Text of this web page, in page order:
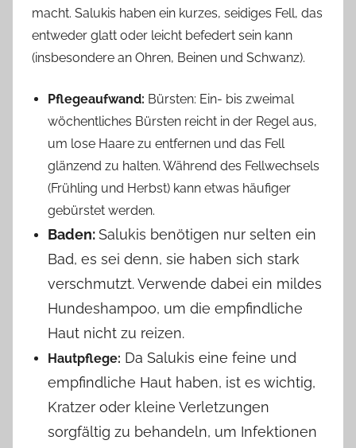
macht. Salukis haben ein kurzes, seidiges Fell, das
entweder glatt oder leicht befedert sein kann
(insbesondere an Ohren, Beinen und Schwanz).
Pflegeaufwand: Bürsten: Ein- bis zweimal
wöchentliches Bürsten reicht in der Regel aus,
um lose Haare zu entfernen und das Fell
glänzend zu halten. Während des Fellwechsels
(Frühling und Herbst) kann etwas häufiger
gebürstet werden.
Baden:Salukis benötigen nur selten ein
Bad, es sei denn, sie haben sich stark
verschmutzt. Verwende dabei ein mildes
Hundeshampoo, um die empfindliche
Haut nicht zu reizen.
Hautpflege: Da Salukis eine feine und
empfindliche Haut haben, ist es wichtig,
Kratzer oder kleine Verletzungen
sorgfältig zu behandeln, um Infektionen